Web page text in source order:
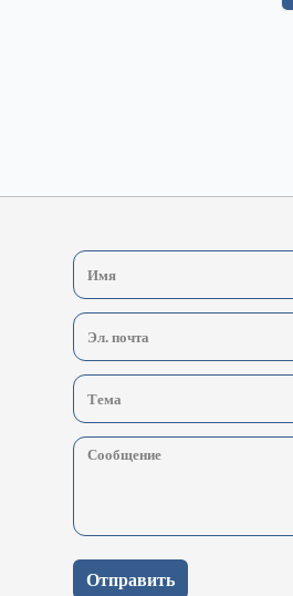
Отправить